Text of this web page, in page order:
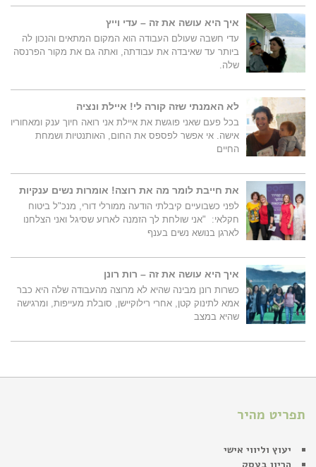
איך היא עושה את זה – עדי וייץ
עדי חשבה שעולם העבודה הוא המקום המתאים והנכון לה
ביותר עד שאיבדה את עבודתה, ואתה גם את מקור הפרנסה
שלה.
לא האמנתי שזה קורה לי! איילת ונציה
בכל פעם שאני פוגשת את איילת אני רואה חיוך ענק ומאחוריו
אישה. אי אפשר לפספס את החום, האותנטיות ושמחת
החיים
את חייבת לומר מה את רוצה! אומרות נשים ענקיות
לפני כשבועיים קיבלתי הודעה ממורלי דורי, מנכ"ל ביטוח
חקלאי: "אני שולחת לך הזמנה לארוע שסיגל ואני הצלחנו
לארגן בנושא נשים בענף
איך היא עושה את זה – רות רונן
כשרות רונן מבינה שהיא לא מרוצה מהעבודה שלה היא כבר
אמא לתינוק קטן, אחרי רילוקיישן, סובלת מעייפות, ומרגישה
שהיא במצב
תפריט מהיר
יעוץ וליווי אישי